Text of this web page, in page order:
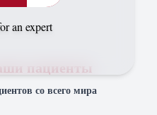
пациенты
со всего мира